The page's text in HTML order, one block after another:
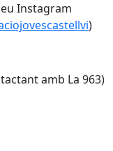
Instagram
)
amb La 963)